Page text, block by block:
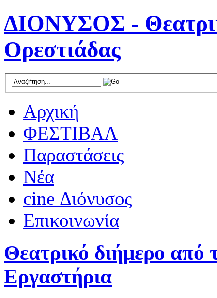
ΔΙΟΝΥΣΟΣ -
Ορεστιάδας
Αρχική
ΦΕΣΤΙΒΑΛ
Παραστάσεις
Νέα
cine Διόνυσος
Επικοινωνία
Θεατρικό διήμερο από
Εργαστήρια